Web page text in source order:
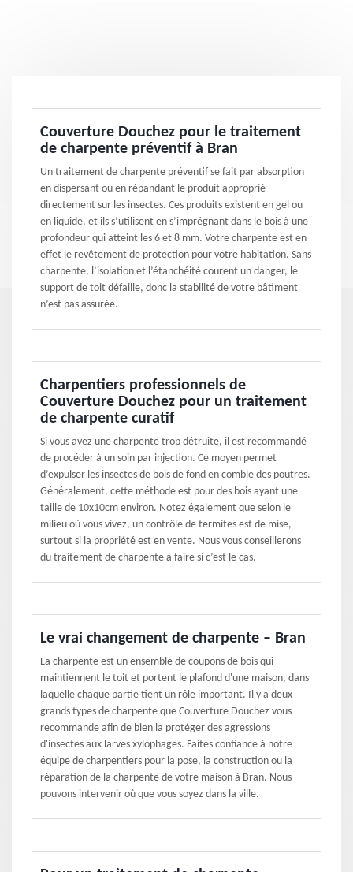
Couverture Douchez pour le traitement
de charpente préventif à Bran
Un traitement de charpente préventif se fait par absorption
en dispersant ou en répandant le produit approprié
directement sur les insectes. Ces produits existent en gel ou
en liquide, et ils s’utilisent en s’imprégnant dans le bois à une
profondeur qui atteint les 6 et 8 mm. Votre charpente est en
effet le revêtement de protection pour votre habitation. Sans
charpente, l’isolation et l’étanchéité courent un danger, le
support de toit défaille, donc la stabilité de votre bâtiment
n’est pas assurée.
Charpentiers professionnels de
Couverture Douchez pour un traitement
de charpente curatif
Si vous avez une charpente trop détruite, il est recommandé
de procéder à un soin par injection. Ce moyen permet
d’expulser les insectes de bois de fond en comble des poutres.
Généralement, cette méthode est pour des bois ayant une
taille de 10x10cm environ. Notez également que selon le
milieu où vous vivez, un contrôle de termites est de mise,
surtout si la propriété est en vente. Nous vous conseillerons
du traitement de charpente à faire si c’est le cas.
Le vrai changement de charpente – Bran
La charpente est un ensemble de coupons de bois qui
maintiennent le toit et portent le plafond d'une maison, dans
laquelle chaque partie tient un rôle important. Il y a deux
grands types de charpente que Couverture Douchez vous
recommande afin de bien la protéger des agressions
d'insectes aux larves xylophages. Faites confiance à notre
équipe de charpentiers pour la pose, la construction ou la
réparation de la charpente de votre maison à Bran. Nous
pouvons intervenir où que vous soyez dans la ville.